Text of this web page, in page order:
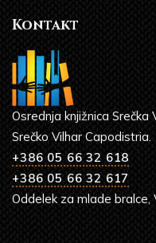
Kontakt
Osrednja knjižnica
Srečko Vilhar Capodistria.
+386 05 66 32 618
+386 05 66 32 617
Oddelek za mlade